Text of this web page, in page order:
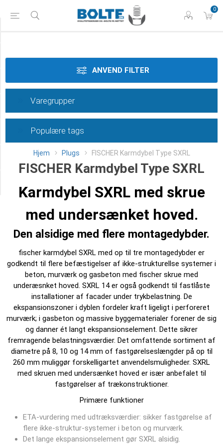
0
Hjem Plugs FISCHER Karmdybel Type SXRL
FISCHER Karmdybel Type SXRL
Karmdybel SXRL med skrue
med undersænket hoved.
Den alsidige med flere montagedybder.
fischer karmdybel SXRL med op til tre montagedybder er
godkendt til flere befæstigelser af ikke-strukturellse systemer i
beton, murværk og gasbeton med fischer skrue med
underæsnket hoved. SXRL 14 er også godkendt til fastlåste
installationer af facader under trykbelastning. De
ekspansionszoner i dyblen fordeler kraft ligeligt i perforeret
murværk; i gasbeton og massive byggematerialer forener de sig
og danner ét langt ekspansionselement. Dette sikrer
fremragende belastningsværdier. Det omfattende sortiment af
diametre på 8, 10 og 14 mm of fastgørelseslængder på op til
260 mm muliggør forskelligartet anvendelsmuligheder. SXRL
med skruen med undersænket hoved er især anbefalet til
fastgørelser af trækonstruktioner.
Primære funktioner
ETA-vurdering med udtræksværdier: sikker fastgørelse af
flere ikke-struktur-systemer i beton og murværk.
Det lange ekspansionselement gør SXRL alsidig.
ANVEND FILTER
Overflade
Længde
Type
Varegrupper
Populære tags